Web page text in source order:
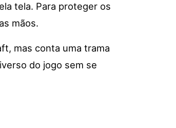
tela. Para proteger os
mãos.
mas conta uma trama
do jogo sem se